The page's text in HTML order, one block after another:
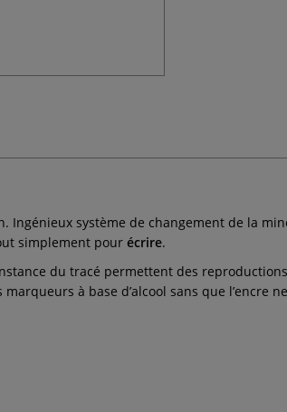
Ingénieux système de changement de la
simplement pour écrire.
du tracé permettent des
à base d’alcool sans que l’encre